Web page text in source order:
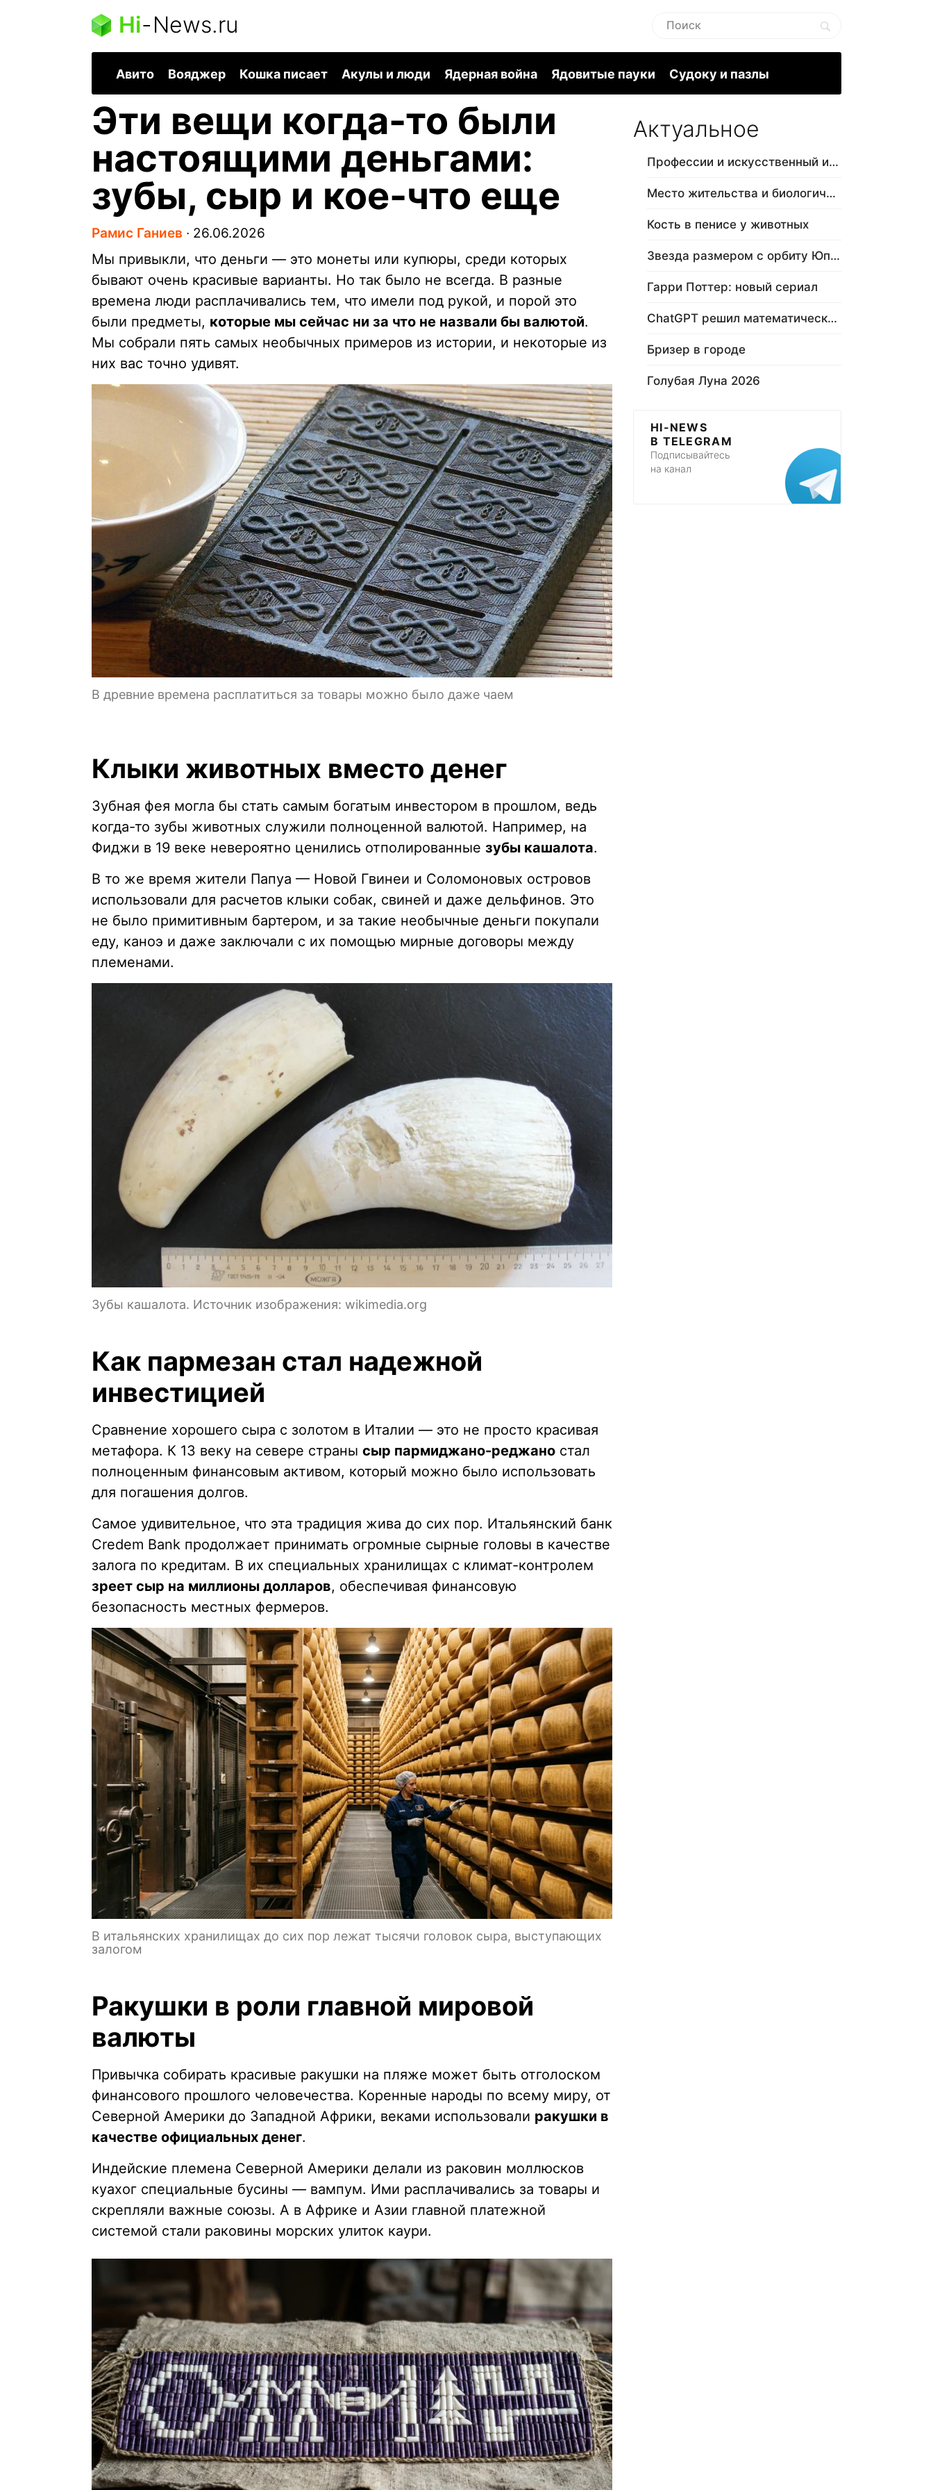
Hi-News.ru
Авито Вояджер Кошка писает Акулы и люди Ядерная война Ядовитые пауки Судоку и пазлы
Эти вещи когда-то были
настоящими деньгами:
зубы, сыр и кое-что еще
Рамис Ганиев ∙ 26.06.2026
Мы привыкли, что деньги — это монеты или купюры, среди которых
бывают очень красивые варианты. Но так было не всегда. В разные
времена люди расплачивались тем, что имели под рукой, и порой это
были предметы, которые мы сейчас ни за что не назвали бы валютой.
Мы собрали пять самых необычных примеров из истории, и некоторые из
них вас точно удивят.
В древние времена расплатиться за товары можно было даже чаем
Клыки животных вместо денег
Зубная фея могла бы стать самым богатым инвестором в прошлом, ведь
когда-то зубы животных служили полноценной валютой. Например, на
Фиджи в 19 веке невероятно ценились отполированные зубы кашалота.
В то же время жители Папуа — Новой Гвинеи и Соломоновых островов
использовали для расчетов клыки собак, свиней и даже дельфинов. Это
не было примитивным бартером, и за такие необычные деньги покупали
еду, каноэ и даже заключали с их помощью мирные договоры между
племенами.
Зубы кашалота. Источник изображения: wikimedia.org
Как пармезан стал надежной
инвестицией
Сравнение хорошего сыра с золотом в Италии — это не просто красивая
метафора. К 13 веку на севере страны сыр пармиджано-реджано стал
полноценным финансовым активом, который можно было использовать
для погашения долгов.
Самое удивительное, что эта традиция жива до сих пор. Итальянский банк
Credem Bank продолжает принимать огромные сырные головы в качестве
залога по кредитам. В их специальных хранилищах с климат-контролем
зреет сыр на миллионы долларов, обеспечивая финансовую
безопасность местных фермеров.
В итальянских хранилищах до сих пор лежат тысячи головок сыра, выступающих
залогом
Ракушки в роли главной мировой
валюты
Привычка собирать красивые ракушки на пляже может быть отголоском
финансового прошлого человечества. Коренные народы по всему миру, от
Северной Америки до Западной Африки, веками использовали ракушки в
качестве официальных денег.
Индейские племена Северной Америки делали из раковин моллюсков
куахог специальные бусины — вампум. Ими расплачивались за товары и
скрепляли важные союзы. А в Африке и Азии главной платежной
системой стали раковины морских улиток каури.
Актуальное
Профессии и искусственный интеллект
Место жительства и биологический в…
Кость в пенисе у животных
Звезда размером с орбиту Юпитера
Гарри Поттер: новый сериал
ChatGPT решил математическую задачу
Бризер в городе
Голубая Луна 2026
HI-NEWS
В TELEGRAM
Подписывайтесь
на канал